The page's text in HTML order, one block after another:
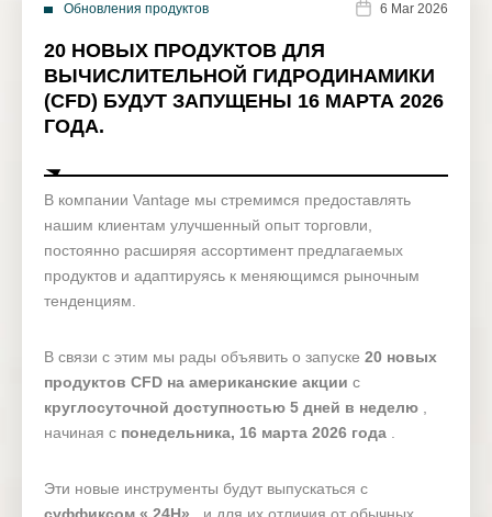
Обновления продуктов 6 Mar 2026
20 НОВЫХ ПРОДУКТОВ ДЛЯ
ВЫЧИСЛИТЕЛЬНОЙ ГИДРОДИНАМИКИ
(CFD) БУДУТ ЗАПУЩЕНЫ 16 МАРТА 2026
ГОДА.
В компании Vantage мы стремимся предоставлять
нашим клиентам улучшенный опыт торговли,
постоянно расширяя ассортимент предлагаемых
продуктов и адаптируясь к меняющимся рыночным
тенденциям.
В связи с этим мы рады объявить о запуске 20 новых
продуктов CFD на американские акции с
круглосуточной доступностью 5 дней в неделю
начиная с понедельника, 16 марта 2026 года
Эти новые инструменты будут выпускаться с